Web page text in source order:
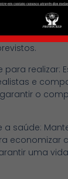
reserva
reserva
meses de
realizar:
e
o
saúde:
economizar
uma